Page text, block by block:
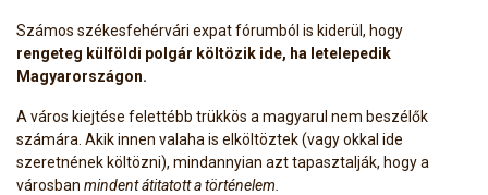
Számos székesfehérvári expat fórumból is kiderül, hogy
rengeteg külföldi polgár költözik ide, ha letelepedik
Magyarországon.
A város kiejtése felettébb trükkös a magyarul nem beszélők
számára. Akik innen valaha is elköltöztek (vagy okkal ide
szeretnének költözni), mindannyian azt tapasztalják, hogy a
városban mindent átitatott a történelem.